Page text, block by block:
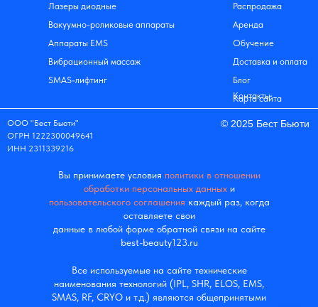
Контакты
Распродажа
Аренда
Обучение
Доставка и оплата
Блог
Карта сайта
Лазеры диодные
Вакуумно-роликовые аппараты
Аппараты EMS
Вибрационный массаж
SMAS-лифтинг
© 2025 Бест Бьюти
Все используемые на сайте технические
наименования технологий (IPL, SHR, ELOS, EMS,
SMAS, RF, CRYO и т.д.) являются общепринятыми
Вы принимаете условия политики в отношении
обработки персональных данных и
пользовательского соглашения каждый раз, когда
оставляете свои
данные в любой форме обратной связи на сайте
best-beauty123.ru
ООО "Бест Бьюти"
ОГРН 1222300049641
ИНН 2311339216